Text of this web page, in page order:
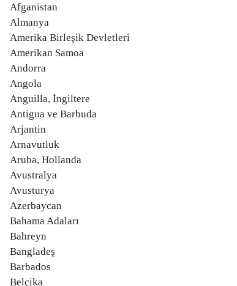
Afganistan
Almanya
Amerika Birleşik Devletleri
Amerikan Samoa
Andorra
Angola
Anguilla, İngiltere
Antigua ve Barbuda
Arjantin
Arnavutluk
Aruba, Hollanda
Avustralya
Avusturya
Azerbaycan
Bahama Adaları
Bahreyn
Bangladeş
Barbados
Belçika